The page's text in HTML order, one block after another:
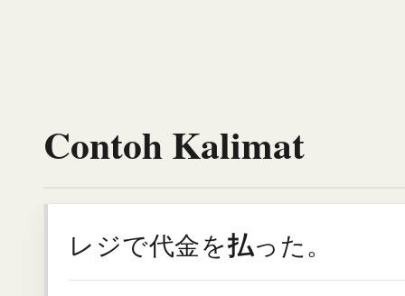
Contoh Kalimat
レジで代金を払った。